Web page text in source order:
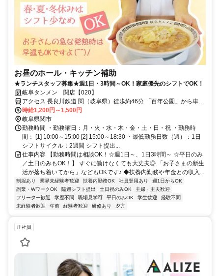
お昼のホール・キッチン補助
★ランチスタッフ募集★週1日・3時間～OK！家庭優先のシフトでOK！
岐阜タンメン 関店【020】
アクセス 長良川鉄道 関（岐阜県）徒歩約46分 「百年公園」から車で
5分
時給1,200円～1,500円
岐阜県関市
勤務時間 ・勤務曜日：月・火・水・木・金・土・日・祝 ・勤務時
間： [1] 10:00～15:00 [2] 15:00～18:30 ・最低勤務日数（週）：1日
シフトサイクル：2週間 シフト提出...
仕事内容 【勤務時間は相談OK！☆週1日～、1日3時間～ ☆平日のみ
／土日のみもOK！】 すぐに働けなくても大丈夫◎ 「お子さまの新生
活が落ち着いてから」などもOKです♪ ◆扶養内勤務や年金との収入...
制服あり 業界未経験者歓迎 扶養内勤務OK 社員登用あり
週1日からOK
副業・WワークOK
隔週シフト提出 土日祝のみOK
主婦・主夫歓迎
フリーター歓迎
学歴不問 職場見学可 平日のみOK 学生歓迎
経験不問
未経験者歓迎
午前 経験者歓迎 研修あり 夕方
正社員